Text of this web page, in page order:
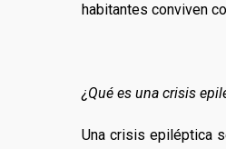
habitantes conviven
¿Qué es una crisis
Una crisis epiléptica